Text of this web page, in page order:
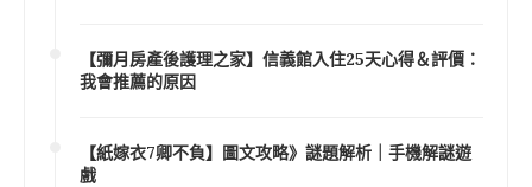
【彌月房產後護理之家】信義館入住25天心得＆評價：
我會推薦的原因
【紙嫁衣7卿不負】圖文攻略》謎題解析｜手機解謎遊
戲